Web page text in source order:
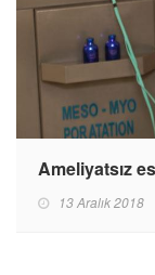
Ameliyatsız
13 Aralık 2018